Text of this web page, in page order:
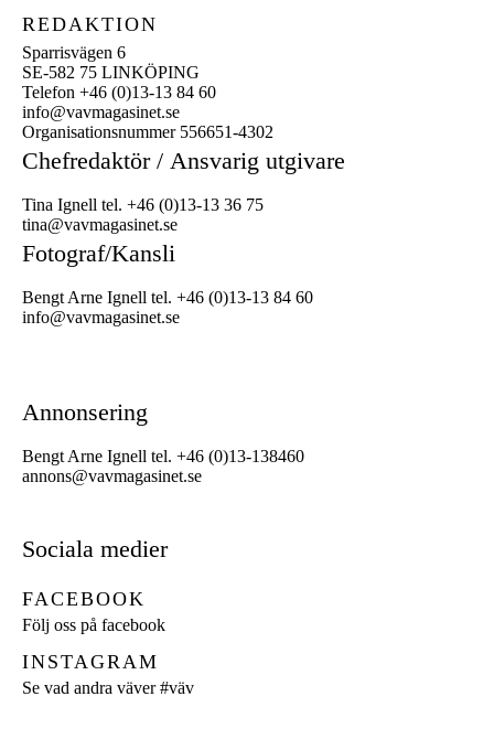
REDAKTION
Sparrisvägen 6
SE-582 75 LINKÖPING
Telefon +46 (0)13-13 84 60
info@vavmagasinet.se
Organisationsnummer 556651-4302
Chefredaktör / Ansvarig utgivare
Tina Ignell tel. +46 (0)13-13 36 75
tina@vavmagasinet.se
Fotograf/Kansli
Bengt Arne Ignell tel. +46 (0)13-13 84 60
info@vavmagasinet.se
Annonsering
Bengt Arne Ignell tel. +46 (0)13-138460
annons@vavmagasinet.se
Sociala medier
FACEBOOK
Följ oss på facebook
INSTAGRAM
Se vad andra väver#väv